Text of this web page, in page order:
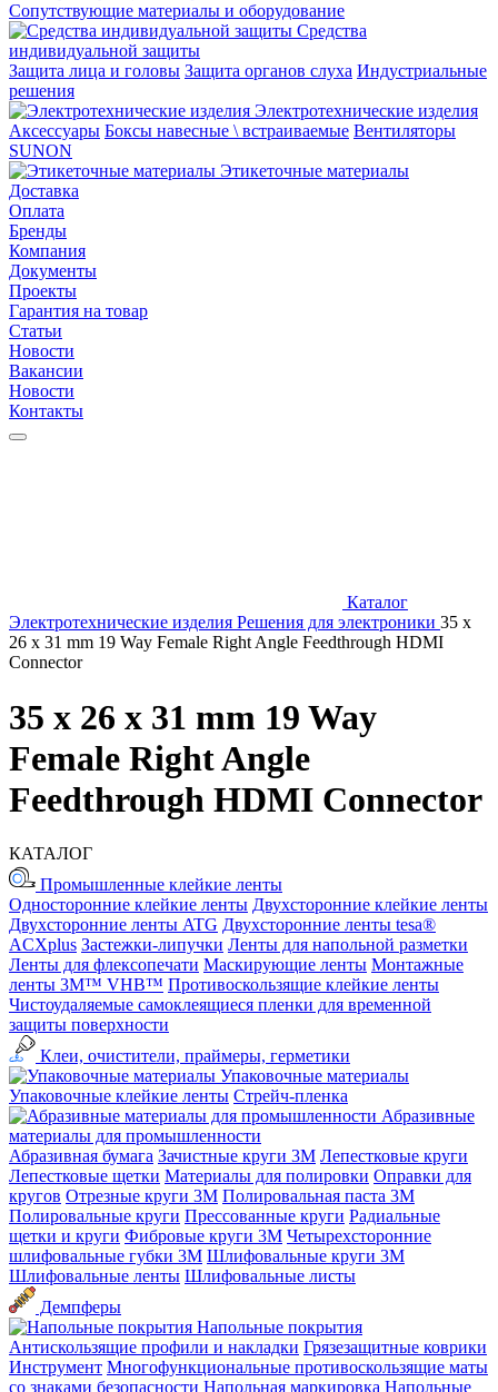
Сопутствующие материалы и оборудование
Средства
индивидуальной защиты
Защита лица и головы Защита органов слуха Индустриальные
решения
Электротехнические изделия
Аксессуары Боксы навесные \ встраиваемые Вентиляторы
SUNON
Этикеточные материалы
Доставка
Оплата
Бренды
Компания
Документы
Проекты
Гарантия на товар
Статьи
Новости
Вакансии
Новости
Контакты
Каталог
Электротехнические изделия Решения для электроники 35 x
26 x 31 mm 19 Way Female Right Angle Feedthrough HDMI
Connector
35 x 26 x 31 mm 19 Way
Female Right Angle
Feedthrough HDMI Connector
КАТАЛОГ
Промышленные клейкие ленты
Односторонние клейкие ленты Двухсторонние клейкие ленты
Двухсторонние ленты ATG Двухсторонние ленты tesa®
ACXplus Застежки-липучки Ленты для напольной разметки
Ленты для флексопечати Маскирующие ленты Монтажные
ленты 3M™ VHB™ Противоскользящие клейкие ленты
Чистоудаляемые самоклеящиеся пленки для временной
защиты поверхности
Клеи, очистители, праймеры, герметики
Упаковочные материалы
Упаковочные клейкие ленты Стрейч-пленка
Абразивные
материалы для промышленности
Абразивная бумага Зачистные круги 3М Лепестковые круги
Лепестковые щетки Материалы для полировки Оправки для
кругов Отрезные круги 3М Полировальная паста 3М
Полировальные круги Прессованные круги Радиальные
щетки и круги Фибровые круги 3М Четырехсторонние
шлифовальные губки 3M Шлифовальные круги 3М
Шлифовальные ленты Шлифовальные листы
Демпферы
Напольные покрытия
Aнтискользящие профили и накладки Грязезащитные коврики
Инструмент Многофункциональные противоскользящие маты
со знаками безопасности Напольная маркировка Напольные